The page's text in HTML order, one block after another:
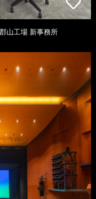
山工場 新事務所